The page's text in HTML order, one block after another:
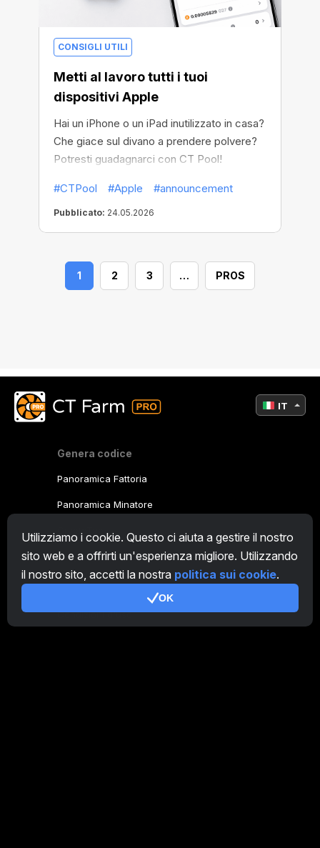
CONSIGLI UTILI
Metti al lavoro tutti i tuoi
dispositivi Apple
Hai un iPhone o un iPad inutilizzato in casa?
Che giace sul divano a prendere polvere?
Potresti guadagnarci con CT Pool!
#CTPool #Apple #announcement
Pubblicato: 24.05.2026
1 2 3 … PROS
Utilizziamo i cookie. Questo ci aiuta a gestire il nostro
sito web e a offrirti un'esperienza migliore. Utilizzando
il nostro sito, accetti la nostra politica sui cookie.
OK
Genera codice
Panoramica Fattoria
Panoramica Minatore
CryptoTab
Programma Affiliato
Condizioni d'uso
IT